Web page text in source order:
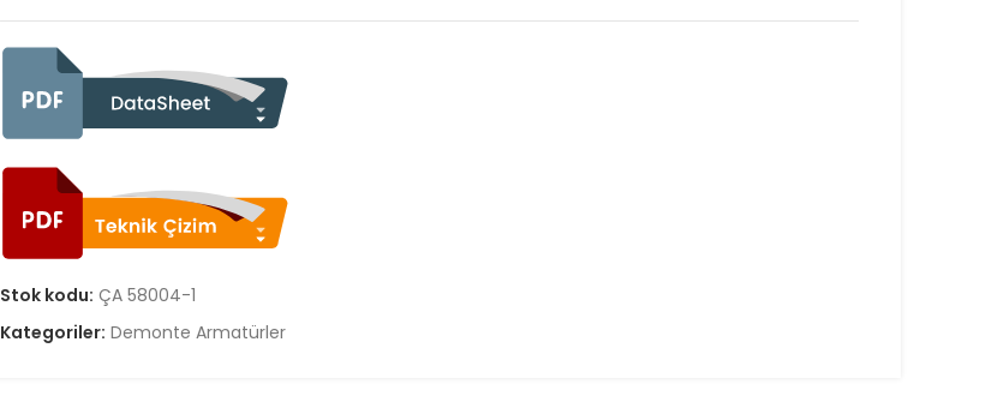
Stok kodu: ÇA 58004-1
Kategoriler: Demonte Armatürler